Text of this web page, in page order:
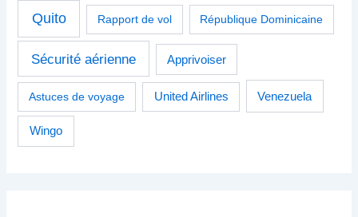
Quito Rapport de vol République Dominicaine
Sécurité aérienne Apprivoiser
Astuces de voyage United Airlines Venezuela
Wingo